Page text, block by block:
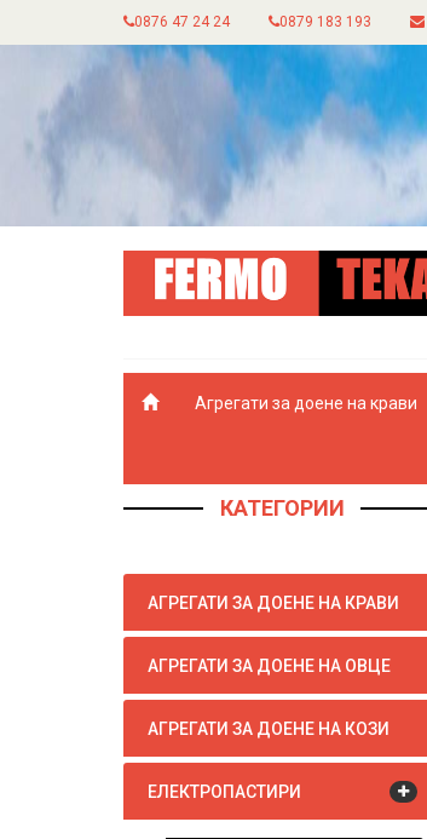
0876 47 24 24 0879 183 193
Агрегати за доене на крави
КАТЕГОРИИ
АГРЕГАТИ ЗА ДОЕНЕ НА КРАВИ
АГРЕГАТИ ЗА ДОЕНЕ НА ОВЦЕ
АГРЕГАТИ ЗА ДОЕНЕ НА КОЗИ
ЕЛЕКТРОПАСТИРИ